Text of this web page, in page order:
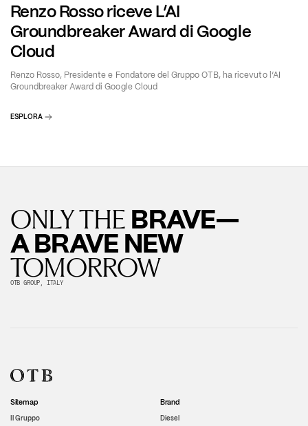
Renzo Rosso riceve L’AI
Groundbreaker Award di Google
Cloud
Renzo Rosso, Presidente e Fondatore del Gruppo OTB, ha ricevuto l’AI
Groundbreaker Award di Google Cloud
ESPLORA
ONLY THE BRAVE—
A BRAVE NEW
TOMORROW
OTB GROUP, ITALY
Sitemap
Il Gruppo
Brand
Diesel